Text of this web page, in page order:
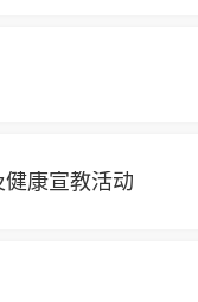
康宣教活动